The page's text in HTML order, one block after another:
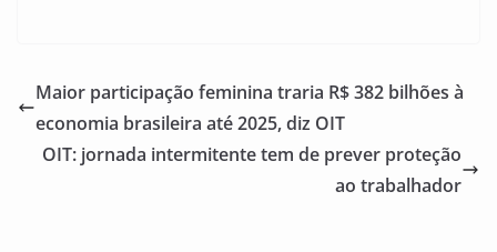
e
b
o
l e
Maior participação feminina traria R$ 382 bilhões à
economia brasileira até 2025, diz OIT
OIT: jornada intermitente tem de prever proteção
ao trabalhador